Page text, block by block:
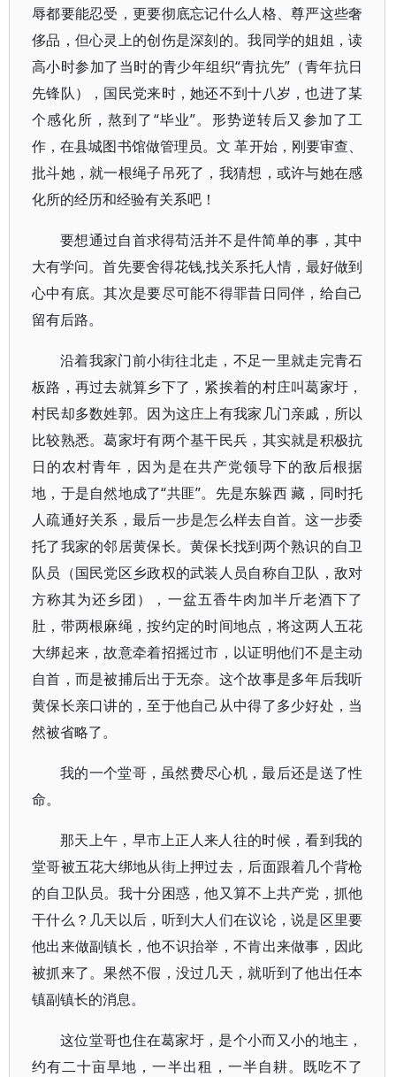
辱都要能忍受，更要彻底忘记什么人格、尊严这些奢
侈品，但心灵上的创伤是深刻的。我同学的姐姐，读
高小时参加了当时的青少年组织“青抗先”（青年抗日
先锋队），国民党来时，她还不到十八岁，也进了某
个感化所，熬到了“毕业”。形势逆转后又参加了工
作，在县城图书馆做管理员。文 革开始，刚要审查、
批斗她，就一根绳子吊死了，我猜想，或许与她在感
化所的经历和经验有关系吧！
要想通过自首求得苟活并不是件简单的事，其中
大有学问。首先要舍得花钱,找关系托人情，最好做到
心中有底。其次是要尽可能不得罪昔日同伴，给自己
留有后路。
沿着我家门前小街往北走，不足一里就走完青石
板路，再过去就算乡下了，紧挨着的村庄叫葛家圩，
村民却多数姓郭。因为这庄上有我家几门亲戚，所以
比较熟悉。葛家圩有两个基干民兵，其实就是积极抗
日的农村青年，因为是在共产党领导下的敌后根据
地，于是自然地成了“共匪”。先是东躲西 藏，同时托
人疏通好关系，最后一步是怎么样去自首。这一步委
托了我家的邻居黄保长。黄保长找到两个熟识的自卫
队员（国民党区乡政权的武装人员自称自卫队，敌对
方称其为还乡团），一盆五香牛肉加半斤老酒下了
肚，带两根麻绳，按约定的时间地点，将这两人五花
大绑起来，故意牵着招摇过市，以证明他们不是主动
自首，而是被捕后出于无奈。这个故事是多年后我听
黄保长亲口讲的，至于他自己从中得了多少好处，当
然被省略了。
我的一个堂哥，虽然费尽心机，最后还是送了性
命。
那天上午，早市上正人来人往的时候，看到我的
堂哥被五花大绑地从街上押过去，后面跟着几个背枪
的自卫队员。我十分困惑，他又算不上共产党，抓他
干什么？几天以后，听到大人们在议论，说是区里要
他出来做副镇长，他不识抬举，不肯出来做事，因此
被抓来了。果然不假，没过几天，就听到了他出任本
镇副镇长的消息。
这位堂哥也住在葛家圩，是个小而又小的地主，
约有二十亩旱地，一半出租，一半自耕。既吃不了